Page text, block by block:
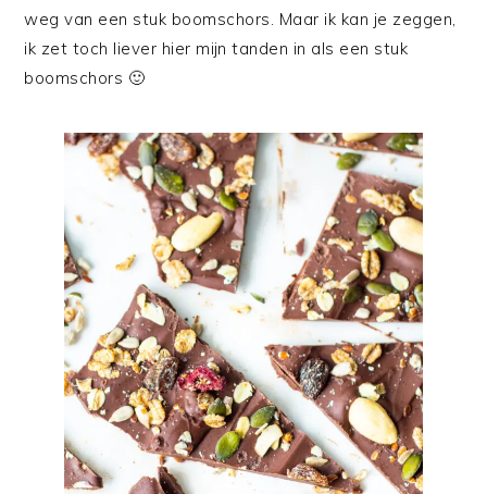
weg van een stuk boomschors. Maar ik kan je zeggen,
ik zet toch liever hier mijn tanden in als een stuk
boomschors 🙂